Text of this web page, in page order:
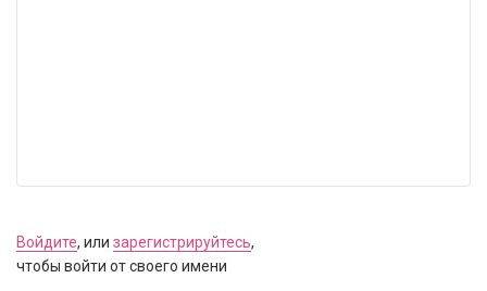
Войдите, или зарегистрируйтесь,
чтобы войти от своего имени